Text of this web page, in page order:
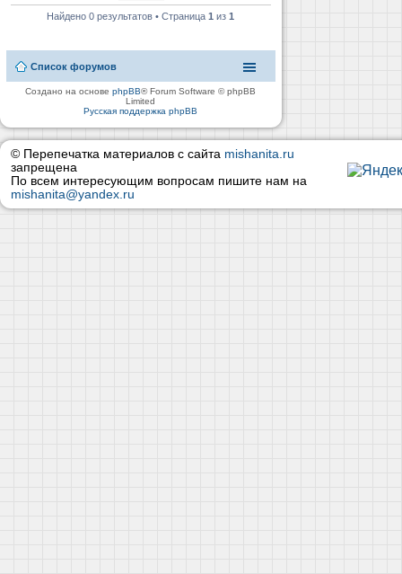
Найдено 0 результатов • Страница1 из1
Список форумов
Создано на основеphpBB® Forum Software © phpBB
Limited
Русская поддержка phpBB
© Перепечатка материалов с сайта mishanita.ru
запрещена
По всем интересующим вопросам пишите нам на
mishanita@yandex.ru